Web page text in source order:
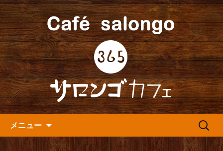
人形町の『365(サロンゴ)カフ
ェ』よりお知らせ
人形町の音楽カフェ『365カフェ』より
最新情報をお届けします。
メニュー
検